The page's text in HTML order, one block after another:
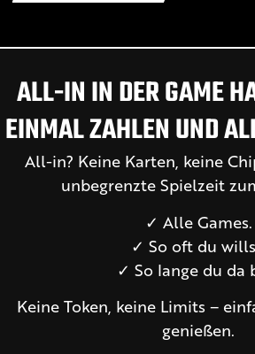
ALL-IN IN DER GAME
EINMAL ZAHLEN UND
All-in? Keine Karten, keine
unbegrenzte Spielzeit
✓ Alle Games.
✓ So oft du
✓ So lange du da
Keine Token, keine Limits –
genießen.